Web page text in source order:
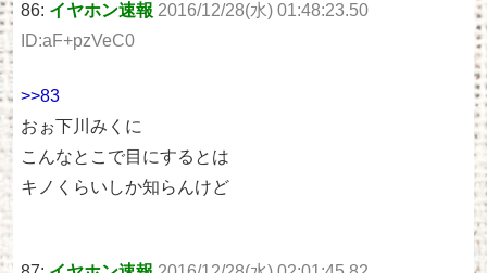
86: イヤホン速報 2016/12/28(水) 01:48:23.50
ID:aF+pzVeC0
>>83
おぉ下川みくに
こんなとこで目にするとは
キノくらいしか知らんけど